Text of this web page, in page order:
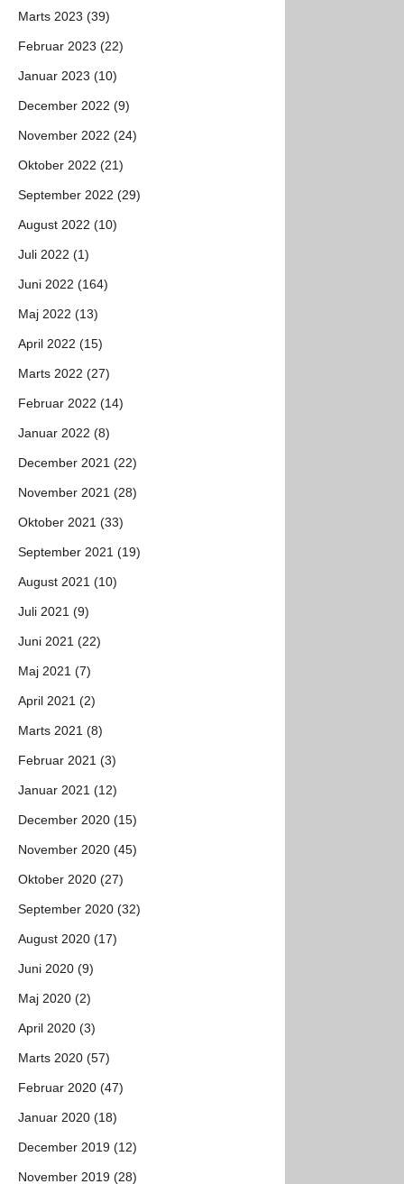
Marts 2023 (39)
Februar 2023 (22)
Januar 2023 (10)
December 2022 (9)
November 2022 (24)
Oktober 2022 (21)
September 2022 (29)
August 2022 (10)
Juli 2022 (1)
Juni 2022 (164)
Maj 2022 (13)
April 2022 (15)
Marts 2022 (27)
Februar 2022 (14)
Januar 2022 (8)
December 2021 (22)
November 2021 (28)
Oktober 2021 (33)
September 2021 (19)
August 2021 (10)
Juli 2021 (9)
Juni 2021 (22)
Maj 2021 (7)
April 2021 (2)
Marts 2021 (8)
Februar 2021 (3)
Januar 2021 (12)
December 2020 (15)
November 2020 (45)
Oktober 2020 (27)
September 2020 (32)
August 2020 (17)
Juni 2020 (9)
Maj 2020 (2)
April 2020 (3)
Marts 2020 (57)
Februar 2020 (47)
Januar 2020 (18)
December 2019 (12)
November 2019 (28)